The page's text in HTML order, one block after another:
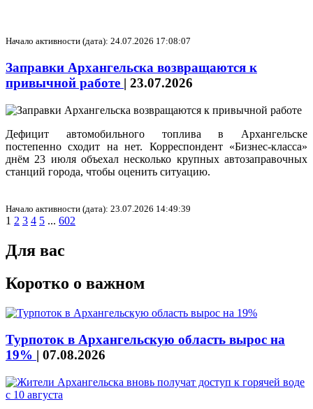
Начало активности (дата): 24.07.2026 17:08:07
Заправки Архангельска возвращаются к
привычной работе | 23.07.2026
Дефицит автомобильного топлива в Архангельске
постепенно сходит на нет. Корреспондент «Бизнес-класса»
днём 23 июля объехал несколько крупных автозаправочных
станций города, чтобы оценить ситуацию.
Начало активности (дата): 23.07.2026 14:49:39
1 2 3 4 5 ... 602
Для вас
Коротко о важном
Турпоток в Архангельскую область вырос на
19% | 07.08.2026